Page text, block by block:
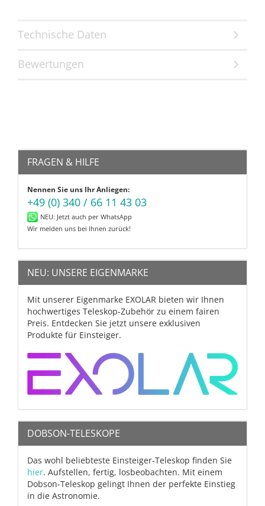
Technische Daten
Bewertungen
FRAGEN & HILFE
Nennen Sie uns Ihr Anliegen:
+49 (0) 340 / 66 11 43 03
NEU: Jetzt auch per WhatsApp
Wir melden uns bei Ihnen zurück!
NEU: UNSERE EIGENMARKE
Mit unserer Eigenmarke EXOLAR bieten wir Ihnen
hochwertiges Teleskop-Zubehör zu einem fairen
Preis. Entdecken Sie jetzt unsere exklusiven
Produkte für Einsteiger.
DOBSON-TELESKOPE
Das wohl beliebteste Einsteiger-Teleskop finden Sie
hier. Aufstellen, fertig, losbeobachten. Mit einem
Dobson-Teleskop gelingt Ihnen der perfekte Einstieg
in die Astronomie.